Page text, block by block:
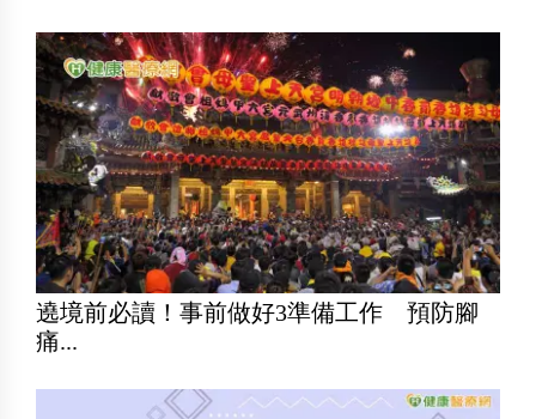
遶境前必讀！事前做好3準備工作 預防腳
痛...